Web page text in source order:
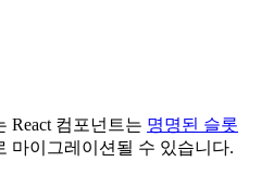
React 컴포넌트는 명명된 슬롯
마이그레이션될 수 있습니다.